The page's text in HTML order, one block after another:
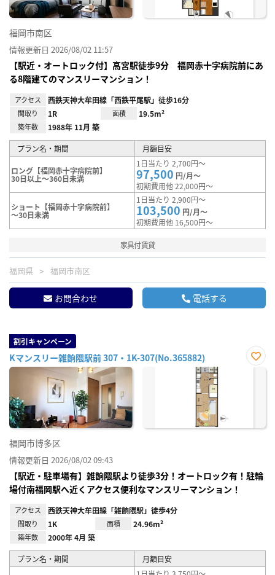
福岡市南区
情報更新日 2026/08/02 11:57
【駅近・オートロック付】高宮駅徒歩9分 福岡赤十字病院前にあ
る8階建てのマンスリーマンション！
アクセス 西鉄天神大牟田線「西鉄平尾駅」徒歩16分
間取り 1R 面積 19.5m²
築年数 1988年 11月 築
プラン名・期間 月額目安
ロング【福岡赤十字病院前】
30日以上～360日未満
1日当たり 2,700円～
97,500 円/月～
初期費用他 22,000円～
ショート【福岡赤十字病院前】
～30日未満
1日当たり 2,900円～
103,500 円/月～
初期費用他 16,500円～
家具付賃貸
福岡県 福岡市南区
お問合わせ 電話する
割引キャンペーン
Kマンスリー雑餉隈駅前 307・1K-307(No.365882)
お気
福岡市博多区
情報更新日 2026/08/02 09:43
【駅近・駐車場有】雑餉隈駅より徒歩3分！オートロック有！駐輪
場付南福岡駅へ近くアクセス便利なマンスリーマンション！
アクセス 西鉄天神大牟田線「雑餉隈駅」徒歩4分
間取り 1K 面積 24.96m²
築年数 2000年 4月 築
プラン名・期間
月額目安